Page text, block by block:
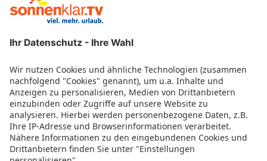
Moderatoren
Impressum
Informationen zur Barrierefreiheit
Datenschutz
Datenschutzeinstellungen